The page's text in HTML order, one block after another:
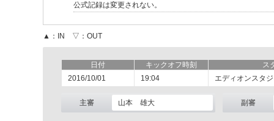
公式記録は変更されない。
▲：IN ▽：OUT
日付 キックオフ時刻
ス
2016/10/01
19:04 エディオンスタ
主審 山本 雄大 副審